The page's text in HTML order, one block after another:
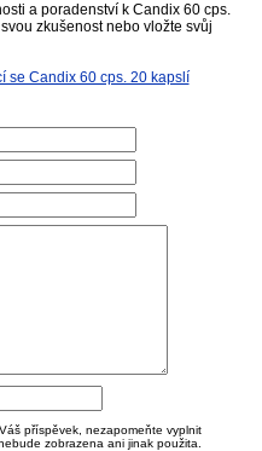
a poradenství k Candix 60 cps.
zkušenost nebo vložte svůj
se Candix 60 cps. 20 kapslí
příspěvek, nezapomeňte vyplnit
zobrazena ani jinak použita.